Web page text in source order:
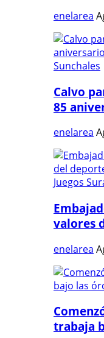
enelarea
Calvo
85
enelarea
valores
enelarea
trabaja